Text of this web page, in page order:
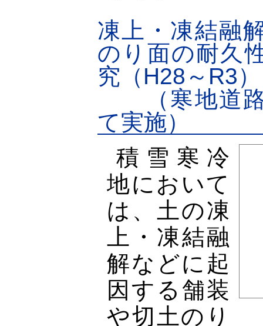
凍上・凍結融
のり面の耐久
究（H28～R3）
（寒地道路
て実施）
積雪寒冷
地において
は、土の凍
上・凍結融
解などに起
因する舗装
や切土のり